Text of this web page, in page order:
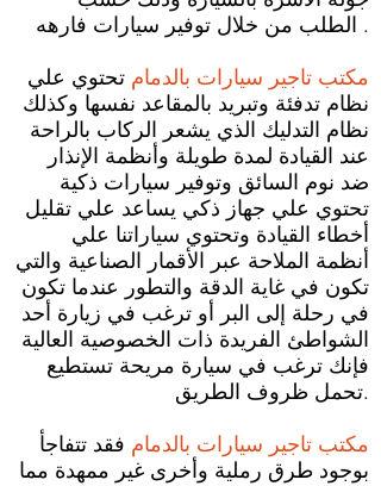
الطلب من خلال توفير سيارات فارهه .
مكتب تاجير سيارات بالدمام تحتوي علي
نظام تدفئة وتبريد بالمقاعد نفسها وكذلك
نظام التدليك الذي يشعر الركاب بالراحة
عند القيادة لمدة طويلة وأنظمة الإنذار
ضد نوم السائق وتوفير سيارات ذكية
تحتوي علي جهاز ذكي يساعد علي تقليل
أخطاء القيادة وتحتوي سياراتنا علي
أنظمة الملاحة عبر الأقمار الصناعية والتي
تكون في غاية الدقة والتطور عندما تكون
في رحلة إلى البر أو ترغب في زيارة أحد
الشواطئ الفريدة ذات الخصوصية العالية
فإنك ترغب في سيارة مريحة تستطيع
تحمل ظروف الطريق.
مكتب تاجير سيارات بالدمام فقد تتفاجأ
بوجود طرق رملية وأخرى غير ممهدة مما